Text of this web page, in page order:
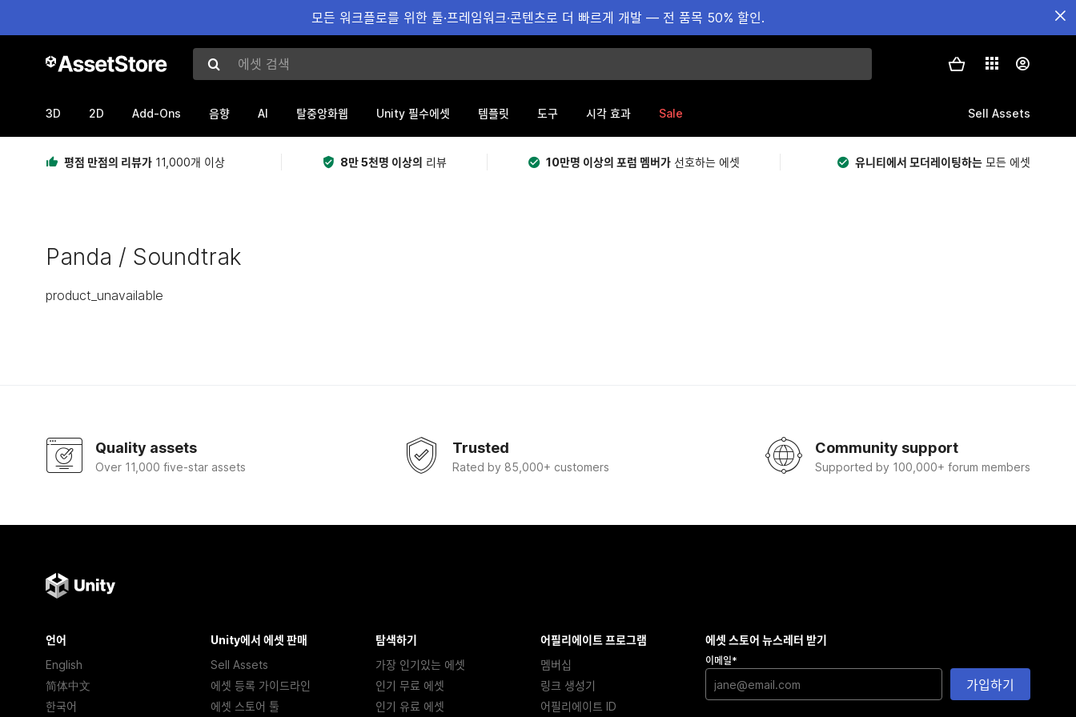
모든 워크플로를 위한 툴·프레임워크·콘텐츠로 더 빠르게 개발 — 전 품목 50% 할인.
에셋 검색
3D 2D Add-Ons 음향 AI 탈중앙화웹 Unity 필수에셋 템플릿 도구 시각 효과 Sale Sell Assets
평점 만점의 리뷰가 11,000개 이상 8만 5천명 이상의 리뷰 10만명 이상의 포럼 멤버가 선호하는 에셋 유니티에서 모더레이팅하는 모든 에셋
Panda / Soundtrak
product_unavailable
Quality assets
Over 11,000 five-star assets
Trusted
Rated by 85,000+ customers
Community support
Supported by 100,000+ forum members
언어
English
简体中文
한국어
Unity에서 에셋 판매
Sell Assets
에셋 등록 가이드라인
에셋 스토어 툴
탐색하기
가장 인기있는 에셋
인기 무료 에셋
인기 유료 에셋
어필리에이트 프로그램
멤버십
링크 생성기
어필리에이트 ID
에셋 스토어 뉴스레터 받기
이메일*
가입하기